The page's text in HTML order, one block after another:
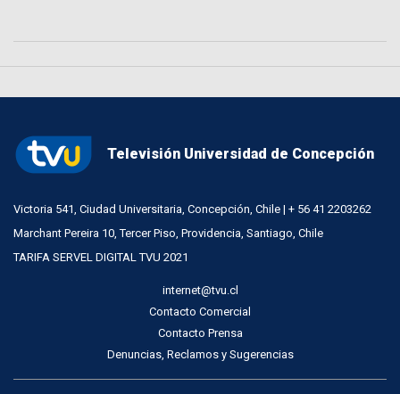
Televisión Universidad de Concepción
Victoria 541, Ciudad Universitaria, Concepción, Chile | + 56 41 2203262
Marchant Pereira 10, Tercer Piso, Providencia, Santiago, Chile
TARIFA SERVEL DIGITAL TVU 2021
internet@tvu.cl
Contacto Comercial
Contacto Prensa
Denuncias, Reclamos y Sugerencias